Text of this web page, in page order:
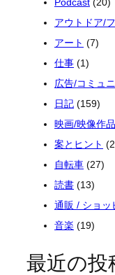
アウトドア/
アート (7)
仕事 (1)
広告/コミュ
日記 (159)
映画/映像作品
案とヒント
自転車 (27)
読書 (13)
通販 / ショッ
音楽 (19)
最近の投